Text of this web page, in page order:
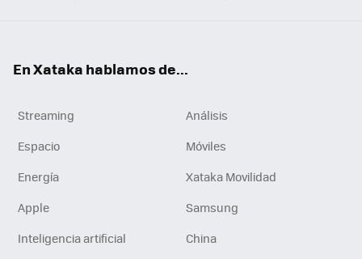
En Xataka hablamos de...
Streaming
Análisis
Espacio
Móviles
Energía
Xataka Movilidad
Apple
Samsung
Inteligencia artificial
China